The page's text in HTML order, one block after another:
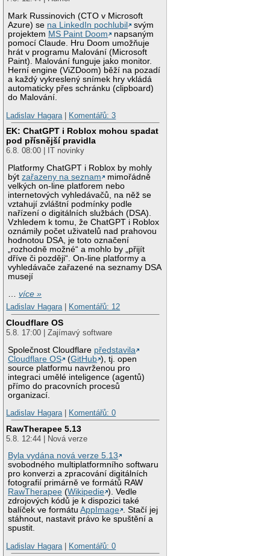
Mark Russinovich (CTO v Microsoft
Azure) se na LinkedIn pochlubil
svým
projektem MS Paint Doom
napsaným
pomocí Claude. Hru Doom umožňuje
hrát v programu Malování (Microsoft
Paint). Malování funguje jako monitor.
Herní engine (ViZDoom) běží na pozadí
a každý vykreslený snímek hry vkládá
automaticky přes schránku (clipboard)
do Malování.
Ladislav Hagara
Komentářů: 3
EK: ChatGPT i Roblox mohou spadat
pod přísnější pravidla
6.8. 08:00 | IT novinky
Platformy ChatGPT i Roblox by mohly
býtzařazeny na seznam
mimořádně
velkých on-line platforem nebo
internetových vyhledávačů, na něž se
vztahují zvláštní podmínky podle
nařízení o digitálních službách (DSA).
Vzhledem k tomu, že ChatGPT i Roblox
oznámily počet uživatelů nad prahovou
hodnotou DSA, je toto označení
„rozhodně možné“ a mohlo by „přijít
dříve či později“. On-line platformy a
vyhledávače zařazené na seznamy DSA
musejí
…více »
Ladislav Hagara| Komentářů: 12
Cloudflare OS
5.8. 17:00 | Zajímavý software
Společnost Cloudflare představila
Cloudflare OS
(GitHub ), tj. open
source platformu navrženou pro
integraci umělé inteligence (agentů)
přímo do pracovních procesů
organizací.
Ladislav Hagara| Komentářů: 0
RawTherapee 5.13
5.8. 12:44 | Nová verze
Byla vydána nová verze 5.13
svobodného multiplatformního softwaru
pro konverzi a zpracování digitálních
fotografií primárně ve formátů RAW
RawTherapee (Wikipedie ). Vedle
zdrojových kódů je k dispozici také
balíček ve formátuAppImage . Stačí jej
stáhnout, nastavit právo ke spuštění a
spustit.
Ladislav Hagara| Komentářů: 0